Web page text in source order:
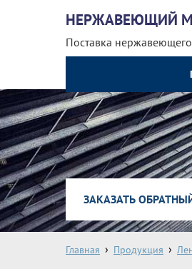
НЕРЖАВЕЮЩИЙ
Поставка
ЗАКАЗАТЬ
Главная Продукция